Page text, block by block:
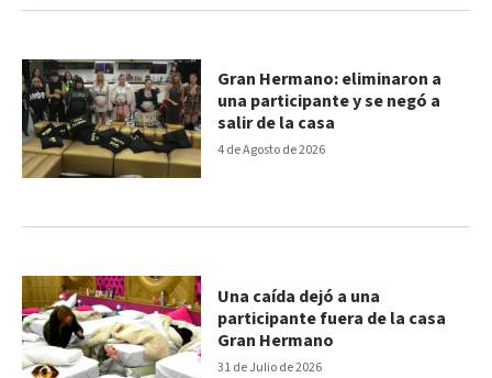
4 de Agosto de 2026
Gran Hermano: eliminaron a
una participante y se negó a
salir de la casa
31 de Julio de 2026
Una caída dejó a una
participante fuera de la casa
Gran Hermano